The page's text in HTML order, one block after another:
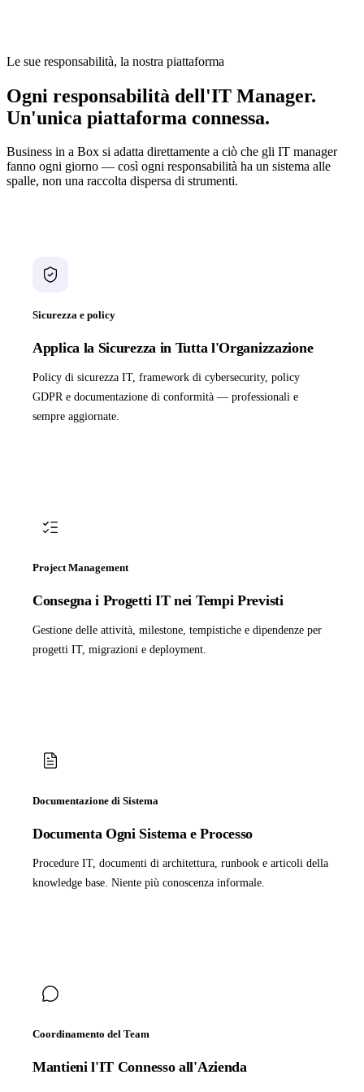
Le sue responsabilità, la nostra piattaforma
Ogni responsabilità dell'IT Manager.
Un'unica piattaforma connessa.
Business in a Box si adatta direttamente a ciò che gli IT manager
fanno ogni giorno — così ogni responsabilità ha un sistema alle
spalle, non una raccolta dispersa di strumenti.
Sicurezza e policy
Applica la Sicurezza in Tutta l'Organizzazione
Policy di sicurezza IT, framework di cybersecurity, policy
GDPR e documentazione di conformità — professionali e
sempre aggiornate.
Project Management
Consegna i Progetti IT nei Tempi Previsti
Gestione delle attività, milestone, tempistiche e dipendenze per
progetti IT, migrazioni e deployment.
Documentazione di Sistema
Documenta Ogni Sistema e Processo
Procedure IT, documenti di architettura, runbook e articoli della
knowledge base. Niente più conoscenza informale.
Coordinamento del Team
Mantieni l'IT Connesso all'Azienda